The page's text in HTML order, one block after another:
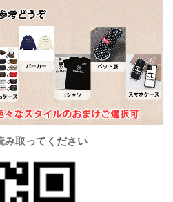
み取ってください